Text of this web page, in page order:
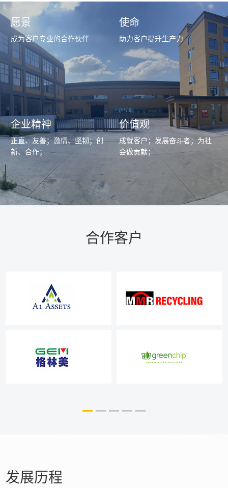
愿景
成为客户专业的合作伙伴
使命
助力客户提升生产力
企业精神
正直、友善；激情、坚韧；创
新、合作；
价值观
成就客户；发展奋斗者；为社
会做贡献；
合作客户
发展历程